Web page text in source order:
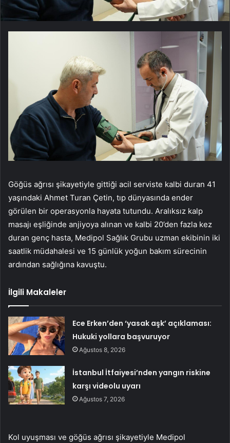
Göğüs ağrısı şikayetiyle gittiği acil serviste kalbi duran 41
yaşındaki Ahmet Turan Çetin, tıp dünyasında ender
görülen bir operasyonla hayata tutundu. Aralıksız kalp
masajı eşliğinde anjiyoya alınan ve kalbi 20’den fazla kez
duran genç hasta, Medipol Sağlık Grubu uzman ekibinin iki
saatlik müdahalesi ve 15 günlük yoğun bakım sürecinin
ardından sağlığına kavuştu.
İlgili Makaleler
Ece Erken’den ‘yasak aşk’ açıklaması:
Hukuki yollara başvuruyor
Ağustos 8, 2026
İstanbul İtfaiyesi’nden yangın riskine
karşı videolu uyarı
Ağustos 7, 2026
Kol uyuşması ve göğüs ağrısı şikayetiyle Medipol